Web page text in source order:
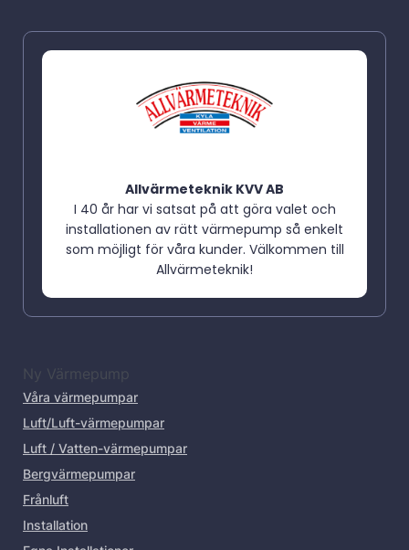
Allvärmeteknik KVV AB
I 40 år har vi satsat på att göra valet och
installationen av rätt värmepump så enkelt
som möjligt för våra kunder. Välkommen till
Allvärmeteknik!
Ny Värmepump
Våra värmepumpar
Luft/Luft-värmepumpar
Luft / Vatten-värmepumpar
Bergvärmepumpar
Frånluft
Installation